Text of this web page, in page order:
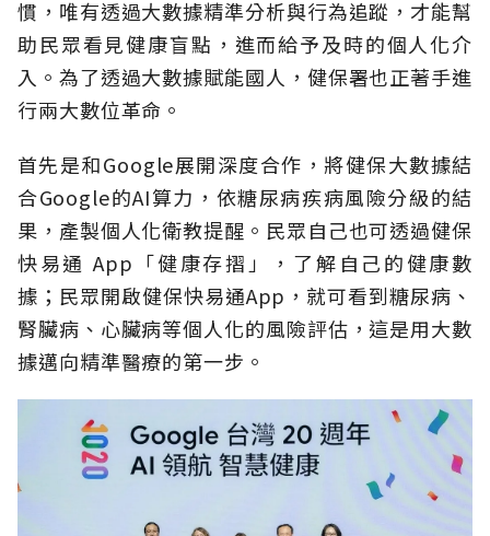
慣，唯有透過大數據精準分析與行為追蹤，才能幫
助民眾看見健康盲點，進而給予及時的個人化介
入。為了透過大數據賦能國人，健保署也正著手進
行兩大數位革命。
首先是和Google展開深度合作，將健保大數據結
合Google的AI算力，依糖尿病疾病風險分級的結
果，產製個人化衛教提醒。民眾自己也可透過健保
快易通 App「健康存摺」，了解自己的健康數
據；民眾開啟健保快易通App，就可看到糖尿病、
腎臟病、心臟病等個人化的風險評估，這是用大數
據邁向精準醫療的第一步。